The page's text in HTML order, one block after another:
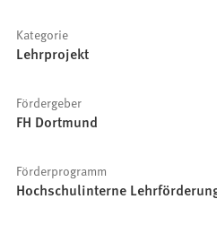
Kategorie
Lehrprojekt
Fördergeber
FH Dortmund
Förderprogramm
Hochschulinterne